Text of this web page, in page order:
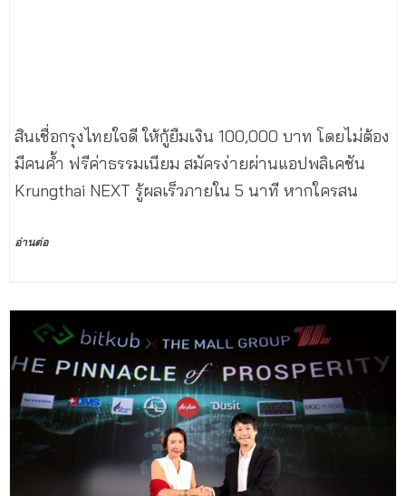
สินเชื่อกรุงไทยใจดี ให้กู้ยืมเงิน 100,000 บาท โดยไม่ต้อง
มีคนค้ำ ฟรีค่าธรรมเนียม สมัครง่ายผ่านแอปพลิเคชัน
Krungthai NEXT รู้ผลเร็วภายใน 5 นาที หากใครสน
อ่านต่อ